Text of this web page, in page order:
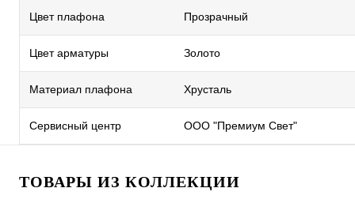
Цвет плафона Прозрачный
Цвет арматуры Золото
Материал плафона Хрусталь
Сервисный центр ООО "Премиум Свет"
ТОВАРЫ ИЗ КОЛЛЕКЦИИ